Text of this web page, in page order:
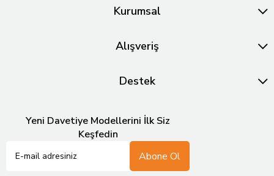
Kurumsal
Alışveriş
Destek
Yeni Davetiye Modellerini İlk Siz
Keşfedin
Abone Ol